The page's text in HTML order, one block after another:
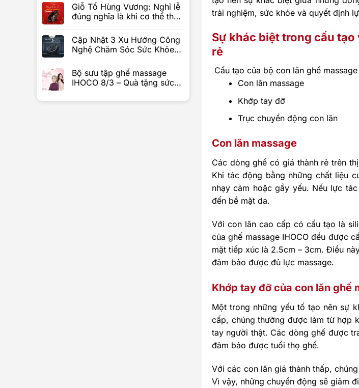
Giỗ Tổ Hùng Vương: Nghỉ lễ
đúng nghĩa là khi cơ thể thực
Cập Nhật 3 Xu Hướng Công
Nghệ Chăm Sóc Sức Khỏe
Massage Trong Tương Lai
Bộ sưu tập ghế massage
IHOCO 8/3 – Quà tặng sức
trải nghiệm, sức khỏe và quyết định
Sự khác biệt trong cấu
rẻ
Cấu tạo của bộ con lăn ghế
Con lăn massage
Khớp tay đỡ
Trục chuyển động con lăn
Con lăn massage
Các dòng ghế có giá thành rẻ trên
Khi tác động bằng những chất liệu
nhạy cảm hoặc gầy yếu. Nếu lực
đến bề mặt da.
Với con lăn cao cấp có cấu tạo là
của ghế massage IHOCO đều được
mặt tiếp xúc là 2.5cm – 3cm. Điều
đảm bảo được đủ lực massage.
Khớp tay đỡ của con lăn ghế
Một trong những yếu tố tạo nên sự
cấp, chúng thường được làm từ hợp
tay người thật. Các dòng ghế được
đảm bảo được tuổi thọ ghế.
Với các con lăn giá thành thấp,
Vì vậy, những chuyển động sẽ giảm